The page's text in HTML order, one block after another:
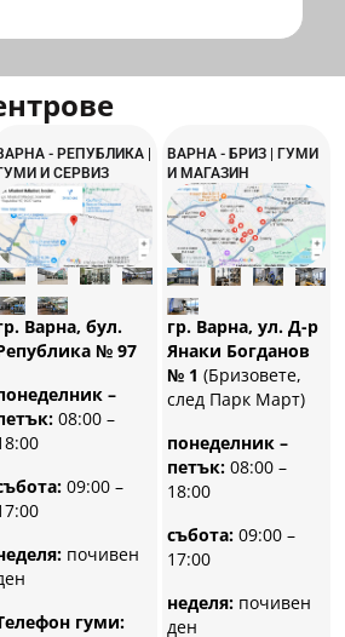
- РЕПУБЛИКА |
И СЕРВИЗ
Варна, бул.
№ 97
–
08:00 –
09:00 –
почивен
гуми:
ВАРНА - БРИЗ | ГУМИ
И МАГАЗИН
гр. Варна, ул. Д-р
Янаки Богданов
№ 1 (Бризовете,
след Парк Март)
понеделник –
петък: 08:00 –
18:00
събота: 09:00 –
17:00
неделя: почивен
ден